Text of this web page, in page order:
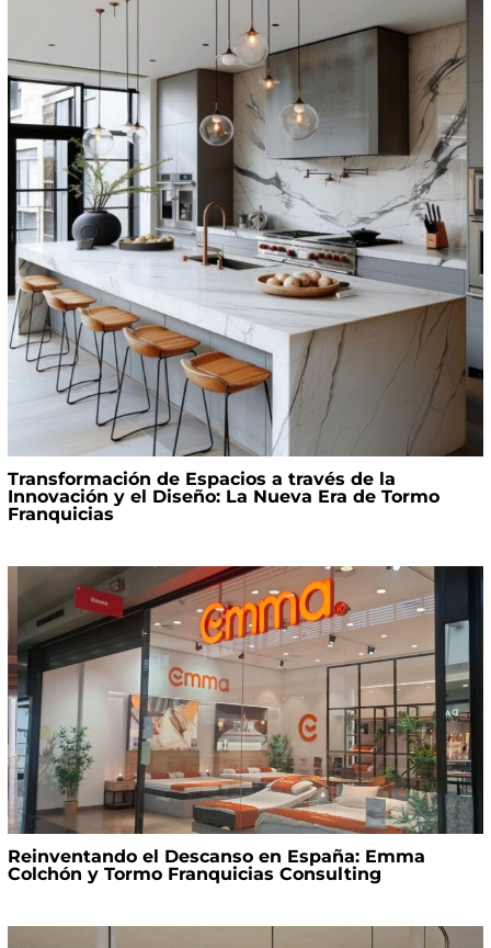
Transformación de Espacios a través de la
Innovación y el Diseño: La Nueva Era de Tormo
Franquicias
Reinventando el Descanso en España: Emma
Colchón y Tormo Franquicias Consulting